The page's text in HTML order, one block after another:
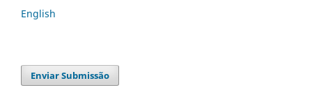
English
Enviar Submissão